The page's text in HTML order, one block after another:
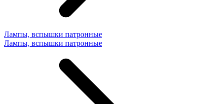
Лампы, вспышки патронные
Лампы, вспышки патронные